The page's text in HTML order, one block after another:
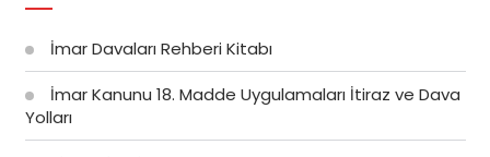
İmar Davaları Rehberi Kitabı
İmar Kanunu 18. Madde Uygulamaları İtiraz ve Dava
Yolları